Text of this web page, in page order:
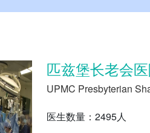
匹兹堡长老会
UPMC Presbyterian
医生数量：2495人